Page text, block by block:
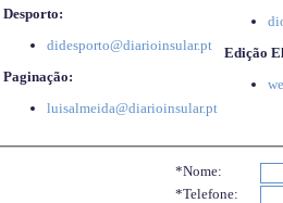
Desporto:
didesporto@diarioinsular.pt
Paginação:
luisalmeida@diarioinsular.pt
Edição
*Nome:
*Telefone: